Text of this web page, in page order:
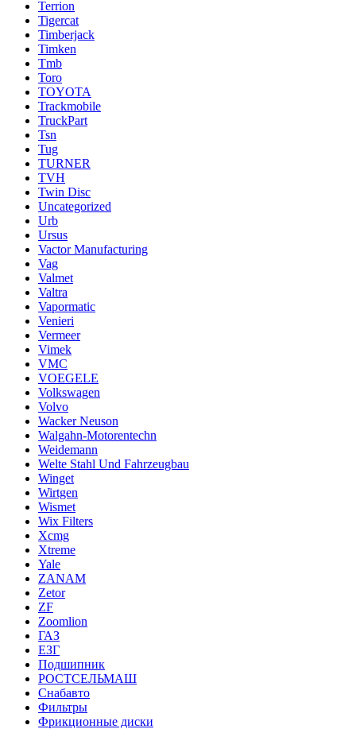
Terrion
Tigercat
Timberjack
Timken
Tmb
Toro
TOYOTA
Trackmobile
TruckPart
Tsn
Tug
TURNER
TVH
Twin Disc
Uncategorized
Urb
Ursus
Vactor Manufacturing
Vag
Valmet
Valtra
Vapormatic
Venieri
Vermeer
Vimek
VMC
VOEGELE
Volkswagen
Volvo
Wacker Neuson
Walgahn-Motorentechn
Weidemann
Welte Stahl Und Fahrzeugbau
Winget
Wirtgen
Wismet
Wix Filters
Xcmg
Xtreme
Yale
ZANAM
Zetor
ZF
Zoomlion
ГАЗ
ЕЗГ
Подшипник
РОСТСЕЛЬМАШ
Снабавто
Фильтры
Фрикционные диски